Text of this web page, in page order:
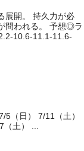
展開。 持久力が必
問われる。 予想◎ラ
10.6-11.1-11.6-
（日） 7/11（土）
土） ...